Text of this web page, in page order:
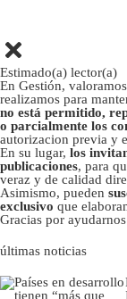
Estimado(a) lector(a)
En Gestión,
realizamos para
no está permitido,
o parcialmente los
autorizacion previa y
En su lugar, los
publicaciones, para
veraz y de calidad
Asimismo, pueden
exclusivo que
Gracias por
últimas noticias